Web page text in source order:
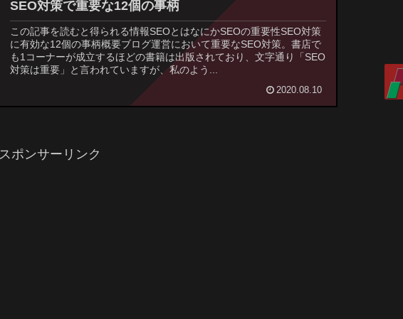
SEO対策で重要な12個の事柄
この記事を読むと得られる情報SEOとはなにかSEOの重要性SEO対策
に有効な12個の事柄概要ブログ運営において重要なSEO対策。書店で
も1コーナーが成立するほどの書籍は出版されており、文字通り「SEO
対策は重要」と言われていますが、私のよう...
2020.08.10
スポンサーリンク